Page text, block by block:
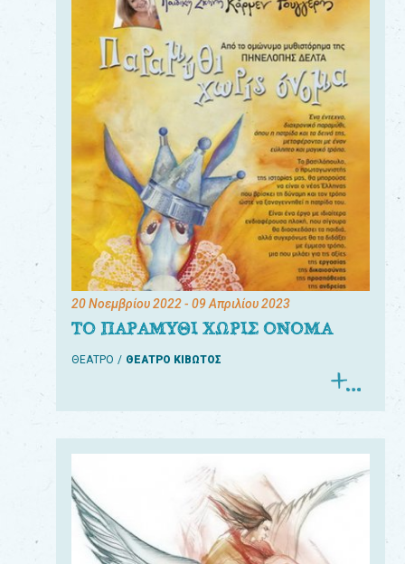
20 Νοεμβρίου 2022- 09 Απριλίου 2023
ΤΟ ΠΑΡΑΜΥΘΙ ΧΩΡΙΣ ΟΝΟΜΑ
ΘΕΑΤΡΟ ΘΕΑΤΡΟ ΚΙΒΩΤΟΣ